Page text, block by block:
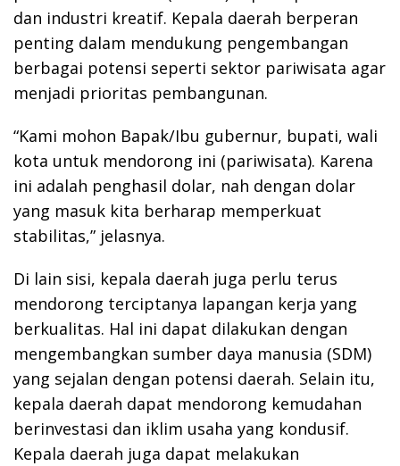
dan industri kreatif. Kepala daerah berperan
penting dalam mendukung pengembangan
berbagai potensi seperti sektor pariwisata agar
menjadi prioritas pembangunan.
“Kami mohon Bapak/Ibu gubernur, bupati, wali
kota untuk mendorong ini (pariwisata). Karena
ini adalah penghasil dolar, nah dengan dolar
yang masuk kita berharap memperkuat
stabilitas,” jelasnya.
Di lain sisi, kepala daerah juga perlu terus
mendorong terciptanya lapangan kerja yang
berkualitas. Hal ini dapat dilakukan dengan
mengembangkan sumber daya manusia (SDM)
yang sejalan dengan potensi daerah. Selain itu,
kepala daerah dapat mendorong kemudahan
berinvestasi dan iklim usaha yang kondusif.
Kepala daerah juga dapat melakukan